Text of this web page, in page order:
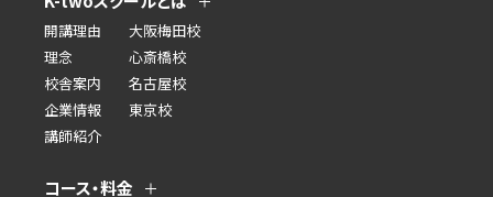
開講理由
理念
校舎案内
企業情報
講師紹介
大阪梅田校
心斎橋校
名古屋校
東京校
コース・料金